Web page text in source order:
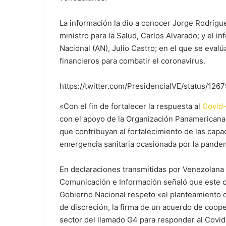
La información la dio a conocer Jorge
ministro para la Salud, Carlos Alvarado; y el
Nacional (AN), Julio Castro; en el que se
financieros para combatir el coronavirus.
https://twitter.com/PresidencialVE/status/
«Con el fin de fortalecer la respuesta al
con el apoyo de la Organización
que contribuyan al fortalecimiento de las
emergencia sanitaria ocasionada por la
En declaraciones transmitidas por
Comunicación e Información señaló que
Gobierno Nacional respeto «el
de discreción, la firma de un acuerdo de
sector del llamado G4 para responder al